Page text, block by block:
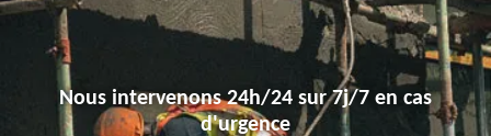
Nous intervenons 24h/24 sur 7j/7 en cas
d'urgence